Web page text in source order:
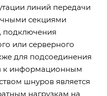
линий передачи
секциями
подключения
или серверного
для подсоединения
к информационным
шнуров является
нагрузкам на